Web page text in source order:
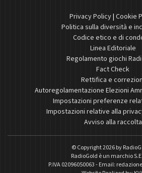
Privacy Policy| Cookie
Politica sulla diversità e
Codice etico e di
Linea Editoriale
Regolamento giochi
Fact Check
Rettifica e
Autoregolamentazione Elezioni
Impostazioni preferenze
Impostazioni relative alla
Avviso alla raccolta
© Copyright 2026 by
RadioGold è un marchio
P.IVA 02096050063 - Email: